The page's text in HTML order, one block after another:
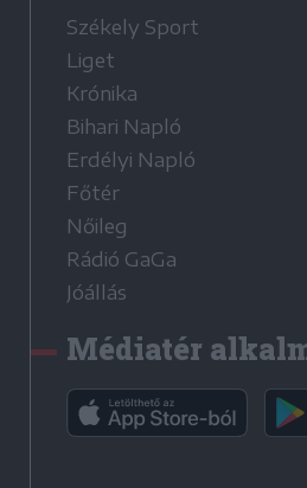
Székely Sport
Liget
Krónika
Bihari Napló
Erdélyi Napló
Főtér
Nőileg
Rádió GaGa
Jóállás
Médiatér